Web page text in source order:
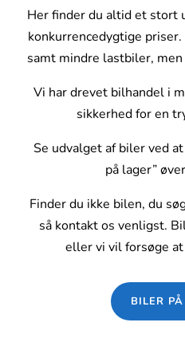
Her finder du altid et stort
konkurrencedygtige
samt mindre lastbiler,
Vi har drevet bilhandel i
sikkerhed for en
Se udvalget af biler ved
på lager”
Finder du ikke bilen, du
så kontakt os venligst.
eller vi vil forsøge
BILER